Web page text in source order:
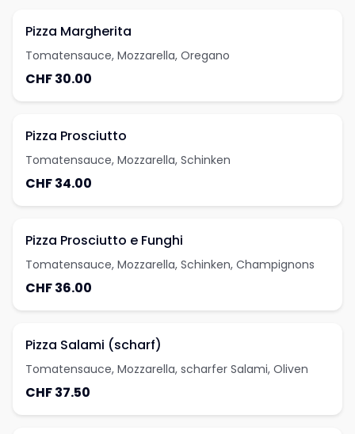
Pizza Margherita
Tomatensauce, Mozzarella, Oregano
CHF 30.00
Pizza Prosciutto
Tomatensauce, Mozzarella, Schinken
CHF 34.00
Pizza Prosciutto e Funghi
Tomatensauce, Mozzarella, Schinken, Champignons
CHF 36.00
Pizza Salami (scharf)
Tomatensauce, Mozzarella, scharfer Salami, Oliven
CHF 37.50